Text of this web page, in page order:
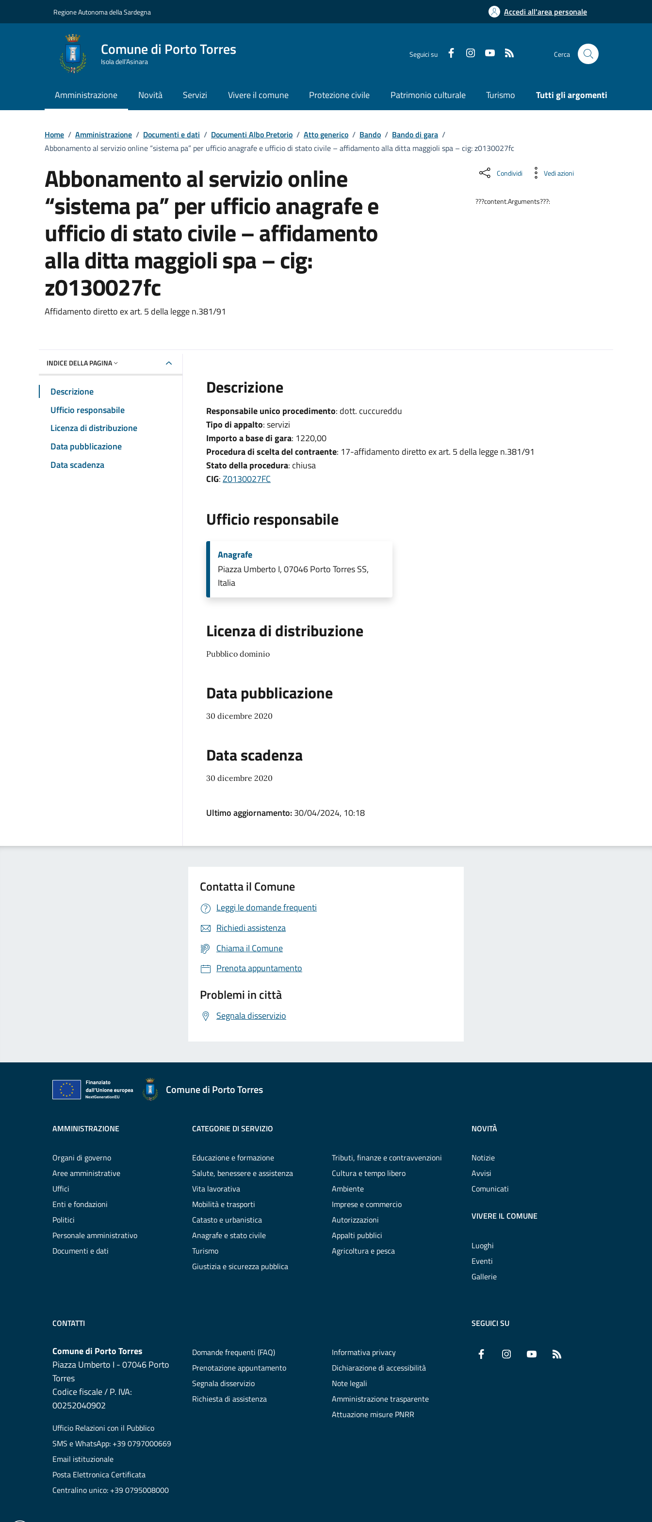
Regione Autonoma della Sardegna Accedi all'area personale
Comune di Porto Torres
Isola dell’Asinara
Seguici su Cerca
Amministrazione Novità Servizi Vivere il comune Protezione civile Patrimonio culturale Turismo Tutti gli argomenti
Home / Amministrazione / Documenti e dati / Documenti Albo Pretorio / Atto generico / Bando / Bando di gara /
Abbonamento al servizio online “sistema pa” per ufficio anagrafe e ufficio di stato civile – affidamento alla ditta maggioli spa – cig: z0130027fc
Abbonamento al servizio online
“sistema pa” per ufficio anagrafe e
ufficio di stato civile – affidamento
alla ditta maggioli spa – cig:
z0130027fc
Dettaglio del documento
Affidamento diretto ex art. 5 della legge n.381/91
Condividi Vedi azioni
???content.Arguments???:
INDICE DELLA PAGINA
Descrizione
Ufficio responsabile
Licenza di distribuzione
Data pubblicazione
Data scadenza
Descrizione
Responsabile unico procedimento: dott. cuccureddu
Tipo di appalto: servizi
Importo a base di gara: 1220,00
Procedura di scelta del contraente: 17-affidamento diretto ex art. 5 della legge n.381/91
Stato della procedura: chiusa
CIG:Z0130027FC
Ufficio responsabile
Anagrafe
Piazza Umberto I, 07046 Porto Torres SS,
Italia
Licenza di distribuzione
Pubblico dominio
Data pubblicazione
30 dicembre 2020
Data scadenza
30 dicembre 2020
Ultimo aggiornamento:30/04/2024, 10:18
Contatta il Comune
Leggi le domande frequenti
Richiedi assistenza
Chiama il Comune
Prenota appuntamento
Problemi in città
Segnala disservizio
Comune di Porto Torres
AMMINISTRAZIONE
Organi di governo
Aree amministrative
Uffici
Enti e fondazioni
Politici
Personale amministrativo
Documenti e dati
CATEGORIE DI SERVIZIO
Educazione e formazione
Salute, benessere e assistenza
Vita lavorativa
Mobilità e trasporti
Catasto e urbanistica
Anagrafe e stato civile
Turismo
Giustizia e sicurezza pubblica
Tributi, finanze e contravvenzioni
Cultura e tempo libero
Ambiente
Imprese e commercio
Autorizzazioni
Appalti pubblici
Agricoltura e pesca
NOVITÀ
Notizie
Avvisi
Comunicati
VIVERE IL COMUNE
Luoghi
Eventi
Gallerie
CONTATTI
Comune di Porto Torres
Piazza Umberto I - 07046 Porto
Torres
Codice fiscale / P. IVA:
00252040902
Ufficio Relazioni con il Pubblico
SMS e WhatsApp: +39 0797000669
Email istituzionale
Posta Elettronica Certificata
Centralino unico: +39 0795008000
Domande frequenti (FAQ)
Prenotazione appuntamento
Segnala disservizio
Richiesta di assistenza
Informativa privacy
Dichiarazione di accessibilità
Note legali
Amministrazione trasparente
Attuazione misure PNRR
SEGUICI SU
Facebook InstagramYouTube